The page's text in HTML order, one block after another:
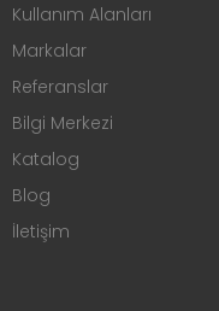
Kullanım Alanları
Markalar
Referanslar
Bilgi Merkezi
Katalog
Blog
İletişim